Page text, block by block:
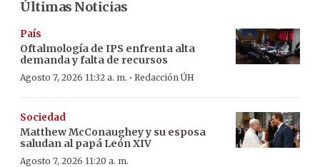
Últimas Noticias
País
Oftalmología de IPS enfrenta alta
demanda y falta de recursos
Agosto 7, 2026 11:32 a. m. · Redacción ÚH
Sociedad
Matthew McConaughey y su esposa
saludan al papá León XIV
Agosto 7, 2026 11:20 a. m.